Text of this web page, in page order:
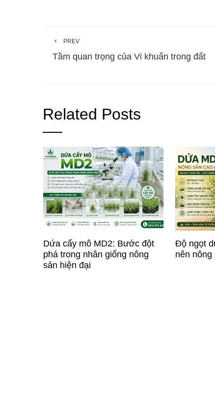
PREV
Tầm quan trọng của Vi khuẩn trong đất
Related Posts
Dứa cấy mô MD2: Bước đột
phá trong nhân giống nông
sản hiện đại
Độ ngọt
nên nông